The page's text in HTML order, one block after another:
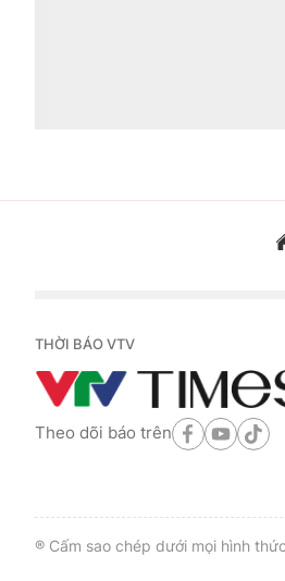
THỜI BÁO VTV
Theo dõi báo trên
® Cấm sao chép dưới mọi hình